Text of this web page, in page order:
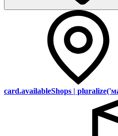
card.availableShops |